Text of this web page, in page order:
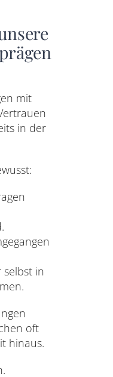
mit
in der
selbst in
oft
hinaus.